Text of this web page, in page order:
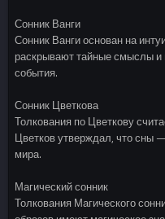
Сонник Ванги
Сонник Ванги основан на
раскрывают тайные смыслы
события.
Сонник Цветкова
Толкования по Цветкову
Цветков утверждал, что сны
мира.
Магический сонник
Толкования Магического